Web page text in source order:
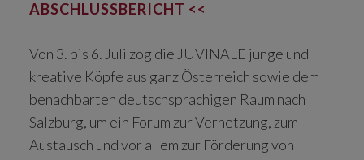
ABSCHLUSSBERICHT <<
Von 3. bis 6. Juli zog die JUVINALE junge und
kreative Köpfe aus ganz Österreich sowie dem
benachbarten deutschsprachigen Raum nach
Salzburg, um ein Forum zur Vernetzung, zum
Austausch und vor allem zur Förderung von